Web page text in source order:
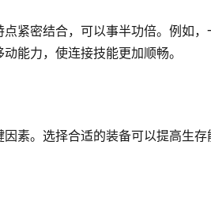
紧密结合，可以事半功倍。例如
能力，使连接技能更加顺畅。
素。选择合适的装备可以提高生